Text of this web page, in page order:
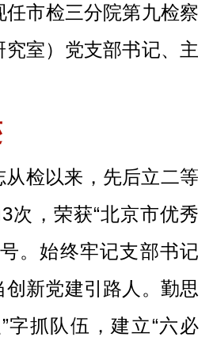
任市检三分院第九检察
室）党支部书记、主
从检以来，先后立二等
次，荣获“北京市优秀
。始终牢记支部书记
新党建引路人。勤思
字抓队伍，建立“六必